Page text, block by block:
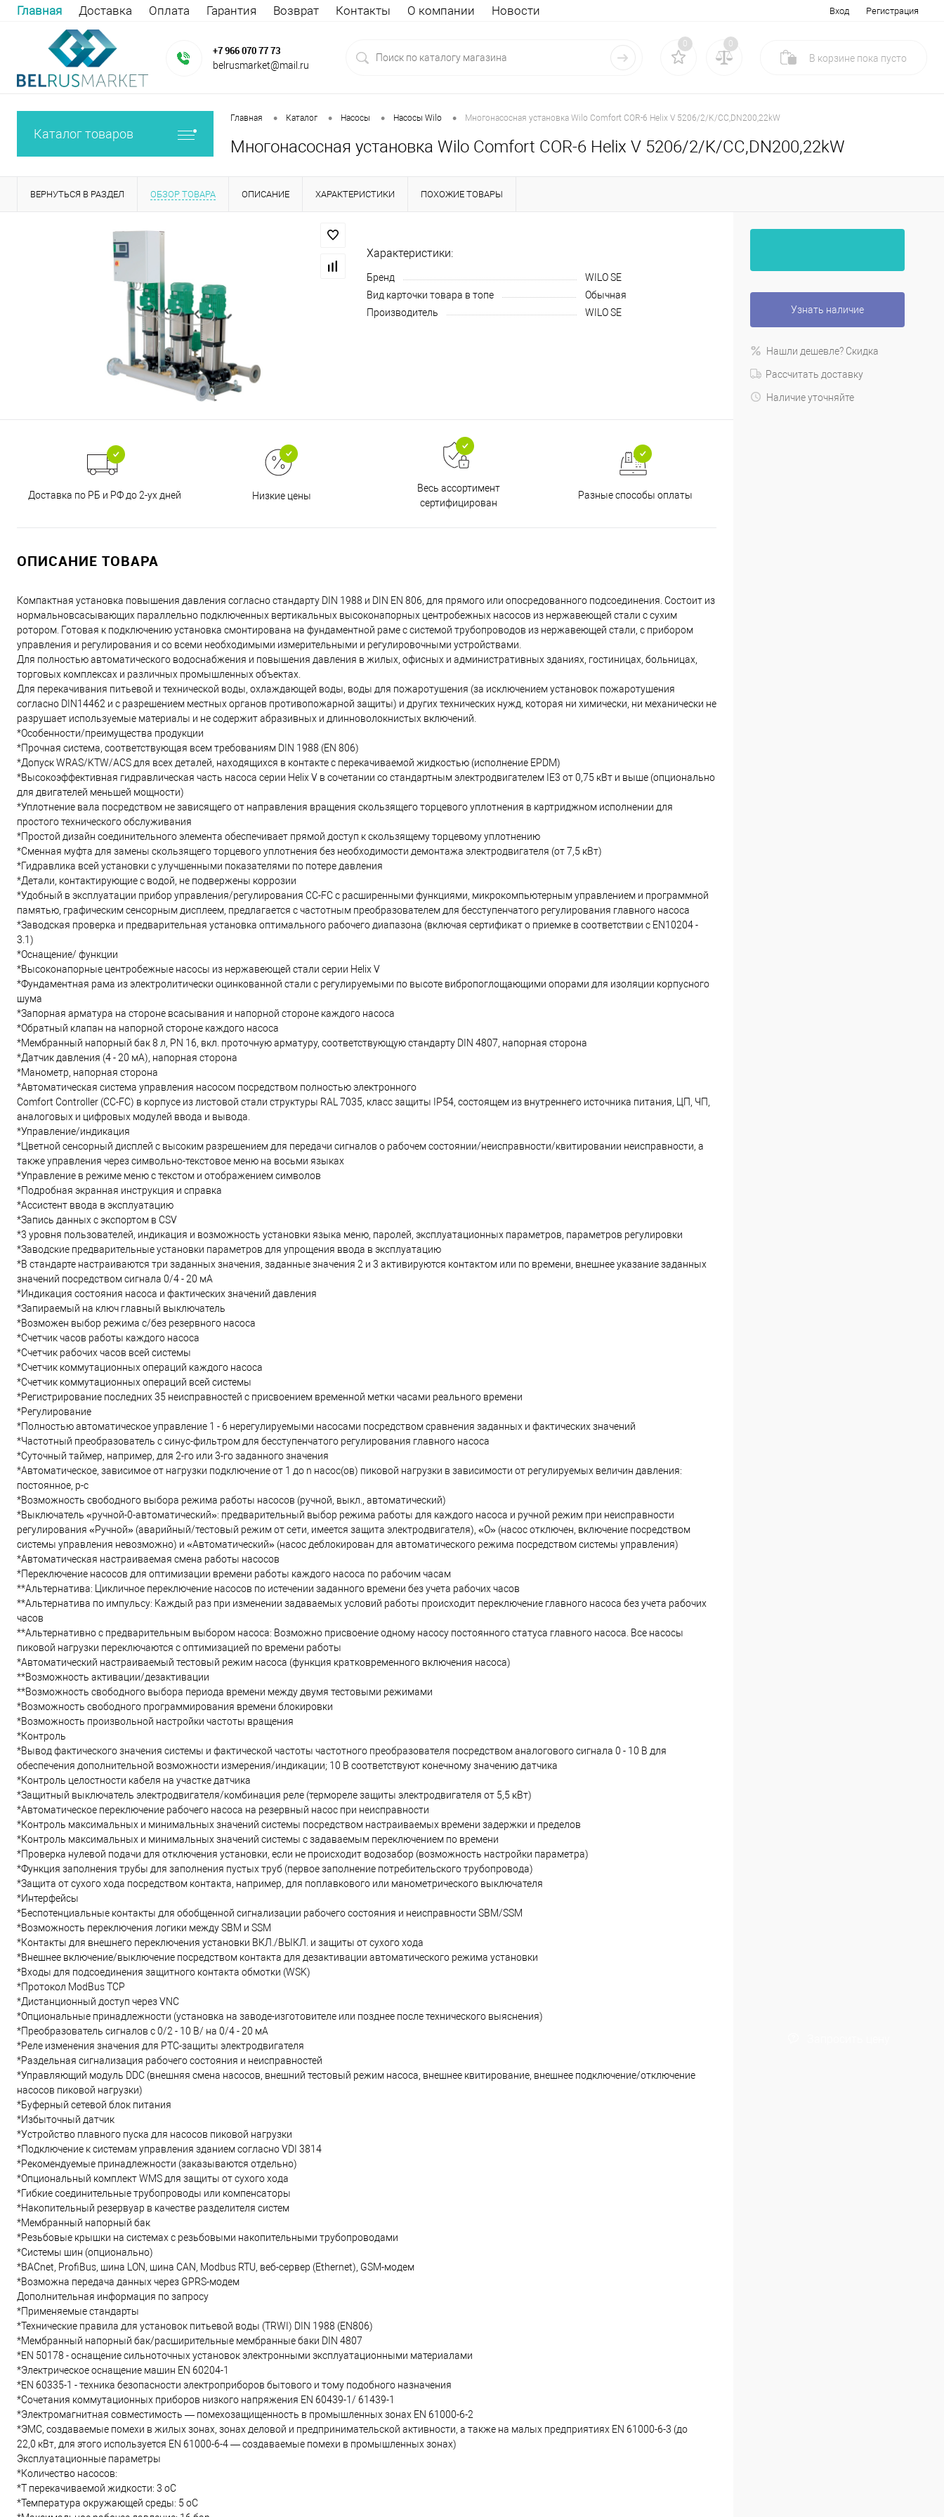
Главная Доставка Оплата Гарантия Возврат Контакты О компании Новости Вход Регистрация
+7 966 070 77 73
belrusmarket@mail.ru
0 0
В корзине пока пусто
Каталог товаров
Главная • Каталог • Насосы • Насосы Wilo • Многонасосная установка Wilo Comfort COR-6 Helix V 5206/2/K/CC,DN200,22kW
Многонасосная установка Wilo Comfort COR-6 Helix V 5206/2/K/CC,DN200,22kW
ВЕРНУТЬСЯ В РАЗДЕЛ ОБЗОР ТОВАРА ОПИСАНИЕ ХАРАКТЕРИСТИКИ ПОХОЖИЕ ТОВАРЫ
Характеристики:
Бренд
WILO SE
Вид карточки товара в топе
Обычная
Производитель
WILO SE
Доставка по РБ и РФ до 2-ух дней Низкие цены
Весь ассортимент
сертифицирован
Разные способы оплаты
ОПИСАНИЕ ТОВАРА
Компактная установка повышения давления согласно стандарту DIN 1988 и DIN EN 806, для прямого или опосредованного подсоединения. Состоит из
нормальновсасывающих параллельно подключенных вертикальных высоконапорных центробежных насосов из нержавеющей стали с сухим
ротором. Готовая к подключению установка смонтирована на фундаментной раме с системой трубопроводов из нержавеющей стали, с прибором
управления и регулирования и со всеми необходимыми измерительными и регулировочными устройствами.
Для полностью автоматического водоснабжения и повышения давления в жилых, офисных и административных зданиях, гостиницах, больницах,
торговых комплексах и различных промышленных объектах.
Для перекачивания питьевой и технической воды, охлаждающей воды, воды для пожаротушения (за исключением установок пожаротушения
согласно DIN14462 и с разрешением местных органов противопожарной защиты) и других технических нужд, которая ни химически, ни механически не
разрушает используемые материалы и не содержит абразивных и длинноволокнистых включений.
*Особенности/преимущества продукции
*Прочная система, соответствующая всем требованиям DIN 1988 (EN 806)
*Допуск WRAS/KTW/ACS для всех деталей, находящихся в контакте с перекачиваемой жидкостью (исполнение EPDM)
*Высокоэффективная гидравлическая часть насоса серии Helix V в сочетании со стандартным электродвигателем IE3 от 0,75 кВт и выше (опционально
для двигателей меньшей мощности)
*Уплотнение вала посредством не зависящего от направления вращения скользящего торцевого уплотнения в картриджном исполнении для
простого технического обслуживания
*Простой дизайн соединительного элемента обеспечивает прямой доступ к скользящему торцевому уплотнению
*Сменная муфта для замены скользящего торцевого уплотнения без необходимости демонтажа электродвигателя (от 7,5 кВт)
*Гидравлика всей установки с улучшенными показателями по потере давления
*Детали, контактирующие с водой, не подвержены коррозии
*Удобный в эксплуатации прибор управления/регулирования CC-FC с расширенными функциями, микрокомпьютерным управлением и программной
памятью, графическим сенсорным дисплеем, предлагается с частотным преобразователем для бесступенчатого регулирования главного насоса
*Заводская проверка и предварительная установка оптимального рабочего диапазона (включая сертификат о приемке в соответствии с EN10204 -
3.1)
*Оснащение/ функции
*Высоконапорные центробежные насосы из нержавеющей стали серии Helix V
*Фундаментная рама из электролитически оцинкованной стали с регулируемыми по высоте вибропоглощающими опорами для изоляции корпусного
шума
*Запорная арматура на стороне всасывания и напорной стороне каждого насоса
*Обратный клапан на напорной стороне каждого насоса
*Мембранный напорный бак 8 л, PN 16, вкл. проточную арматуру, соответствующую стандарту DIN 4807, напорная сторона
*Датчик давления (4 - 20 мА), напорная сторона
*Манометр, напорная сторона
*Автоматическая система управления насосом посредством полностью электронного
Comfort Controller (CC-FC) в корпусе из листовой стали структуры RAL 7035, класс защиты IP54, состоящем из внутреннего источника питания, ЦП, ЧП,
аналоговых и цифровых модулей ввода и вывода.
*Управление/индикация
*Цветной сенсорный дисплей с высоким разрешением для передачи сигналов о рабочем состоянии/неисправности/квитировании неисправности, а
также управления через символьно-текстовое меню на восьми языках
*Управление в режиме меню с текстом и отображением символов
*Подробная экранная инструкция и справка
*Ассистент ввода в эксплуатацию
*Запись данных с экспортом в CSV
*3 уровня пользователей, индикация и возможность установки языка меню, паролей, эксплуатационных параметров, параметров регулировки
*Заводские предварительные установки параметров для упрощения ввода в эксплуатацию
*В стандарте настраиваются три заданных значения, заданные значения 2 и 3 активируются контактом или по времени, внешнее указание заданных
значений посредством сигнала 0/4 - 20 мА
*Индикация состояния насоса и фактических значений давления
*Запираемый на ключ главный выключатель
*Возможен выбор режима с/без резервного насоса
*Счетчик часов работы каждого насоса
*Счетчик рабочих часов всей системы
*Счетчик коммутационных операций каждого насоса
*Счетчик коммутационных операций всей системы
*Регистрирование последних 35 неисправностей с присвоением временной метки часами реального времени
*Регулирование
*Полностью автоматическое управление 1 - 6 нерегулируемыми насосами посредством сравнения заданных и фактических значений
*Частотный преобразователь с синус-фильтром для бесступенчатого регулирования главного насоса
*Суточный таймер, например, для 2-го или 3-го заданного значения
*Автоматическое, зависимое от нагрузки подключение от 1 до n насос(ов) пиковой нагрузки в зависимости от регулируемых величин давления:
постоянное, p-c
*Возможность свободного выбора режима работы насосов (ручной, выкл., автоматический)
*Выключатель «ручной-0-автоматический»: предварительный выбор режима работы для каждого насоса и ручной режим при неисправности
регулирования «Ручной» (аварийный/тестовый режим от сети, имеется защита электродвигателя), «O» (насос отключен, включение посредством
системы управления невозможно) и «Автоматический» (насос деблокирован для автоматического режима посредством системы управления)
*Автоматическая настраиваемая смена работы насосов
*Переключение насосов для оптимизации времени работы каждого насоса по рабочим часам
**Альтернатива: Цикличное переключение насосов по истечении заданного времени без учета рабочих часов
**Альтернатива по импульсу: Каждый раз при изменении задаваемых условий работы происходит переключение главного насоса без учета рабочих
часов
**Альтернативно с предварительным выбором насоса: Возможно присвоение одному насосу постоянного статуса главного насоса. Все насосы
пиковой нагрузки переключаются с оптимизацией по времени работы
*Автоматический настраиваемый тестовый режим насоса (функция кратковременного включения насоса)
**Возможность активации/дезактивации
**Возможность свободного выбора периода времени между двумя тестовыми режимами
*Возможность свободного программирования времени блокировки
*Возможность произвольной настройки частоты вращения
*Контроль
*Вывод фактического значения системы и фактической частоты частотного преобразователя посредством аналогового сигнала 0 - 10 В для
обеспечения дополнительной возможности измерения/индикации; 10 В соответствуют конечному значению датчика
*Контроль целостности кабеля на участке датчика
*Защитный выключатель электродвигателя/комбинация реле (термореле защиты электродвигателя от 5,5 кВт)
*Автоматическое переключение рабочего насоса на резервный насос при неисправности
*Контроль максимальных и минимальных значений системы посредством настраиваемых времени задержки и пределов
*Контроль максимальных и минимальных значений системы с задаваемым переключением по времени
*Проверка нулевой подачи для отключения установки, если не происходит водозабор (возможность настройки параметра)
*Функция заполнения трубы для заполнения пустых труб (первое заполнение потребительского трубопровода)
*Защита от сухого хода посредством контакта, например, для поплавкового или манометрического выключателя
*Интерфейсы
*Беспотенциальные контакты для обобщенной сигнализации рабочего состояния и неисправности SBM/SSM
*Возможность переключения логики между SBM и SSM
*Контакты для внешнего переключения установки ВКЛ./ВЫКЛ. и защиты от сухого хода
*Внешнее включение/выключение посредством контакта для дезактивации автоматического режима установки
*Входы для подсоединения защитного контакта обмотки (WSK)
*Протокол ModBus TCP
*Дистанционный доступ через VNC
*Опциональные принадлежности (установка на заводе-изготовителе или позднее после технического выяснения)
*Преобразователь сигналов с 0/2 - 10 В/ на 0/4 - 20 мА
*Реле изменения значения для PTC-защиты электродвигателя
*Раздельная сигнализация рабочего состояния и неисправностей
*Управляющий модуль DDC (внешняя смена насосов, внешний тестовый режим насоса, внешнее квитирование, внешнее подключение/отключение
насосов пиковой нагрузки)
*Буферный сетевой блок питания
*Избыточный датчик
*Устройство плавного пуска для насосов пиковой нагрузки
*Подключение к системам управления зданием согласно VDI 3814
*Рекомендуемые принадлежности (заказываются отдельно)
*Опциональный комплект WMS для защиты от сухого хода
*Гибкие соединительные трубопроводы или компенсаторы
*Накопительный резервуар в качестве разделителя систем
*Мембранный напорный бак
*Резьбовые крышки на системах с резьбовыми накопительными трубопроводами
*Системы шин (опционально)
*BACnet, ProfiBus, шина LON, шина CAN, Modbus RTU, веб-сервер (Ethernet), GSM-модем
*Возможна передача данных через GPRS-модем
Дополнительная информация по запросу
*Применяемые стандарты
*Технические правила для установок питьевой воды (TRWI) DIN 1988 (EN806)
*Мембранный напорный бак/расширительные мембранные баки DIN 4807
*EN 50178 - оснащение сильноточных установок электронными эксплуатационными материалами
*Электрическое оснащение машин EN 60204-1
*EN 60335-1 - техника безопасности электроприборов бытового и тому подобного назначения
*Сочетания коммутационных приборов низкого напряжения EN 60439-1/ 61439-1
*Электромагнитная совместимость — помехозащищенность в промышленных зонах EN 61000-6-2
*ЭМС, создаваемые помехи в жилых зонах, зонах деловой и предпринимательской активности, а также на малых предприятиях EN 61000-6-3 (до
22,0 кВт, для этого используется EN 61000-6-4 — создаваемые помехи в промышленных зонах)
Эксплуатационные параметры
*Количество насосов:
*T перекачиваемой жидкости: 3 oC
*Температура окружающей среды: 5 oC
Узнать наличие
Нашли дешевле? Скидка
Рассчитать доставку
Наличие уточняйте